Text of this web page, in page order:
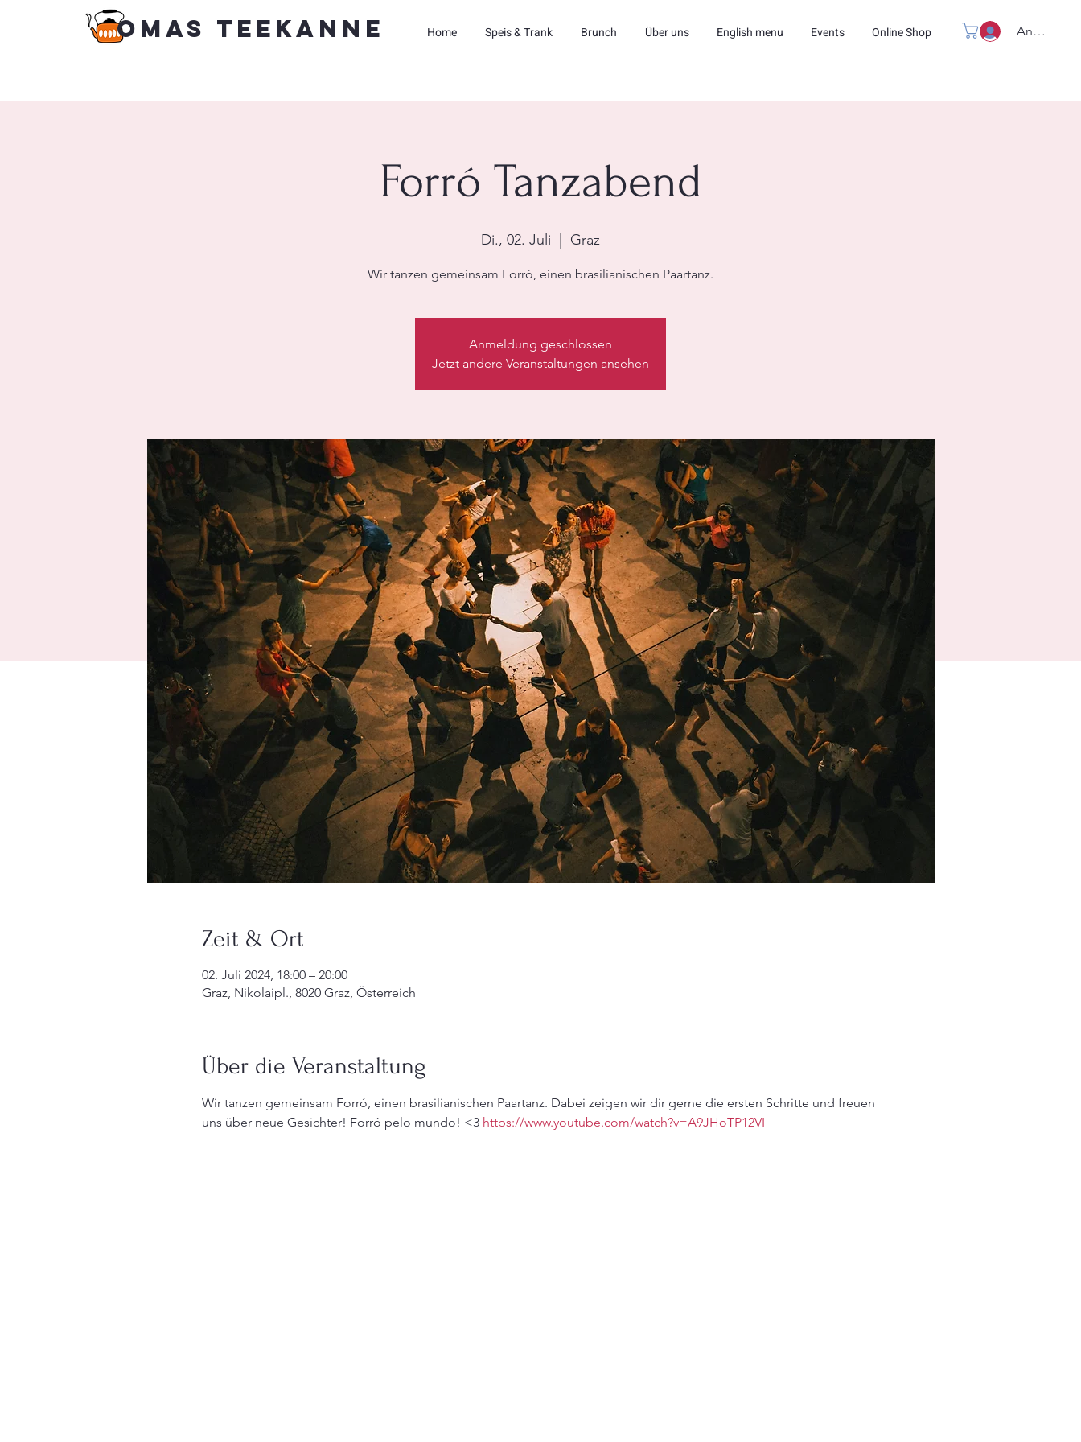
Omas Teekanne Home Speis & Trank Brunch Über uns English menu Events Online Shop Anmelden
Forró Tanzabend
Di., 02. Juli Graz
Wir tanzen gemeinsam Forró, einen brasilianischen Paartanz.
Anmeldung geschlossen
Jetzt andere Veranstaltungen ansehen
Zeit & Ort
02. Juli 2024, 18:00 – 20:00
Graz, Nikolaipl., 8020 Graz, Österreich
Über die Veranstaltung
Wir tanzen gemeinsam Forró, einen brasilianischen Paartanz. Dabei zeigen wir dir gerne die ersten Schritte und freuen
uns über neue Gesichter! Forró pelo mundo! <3 https://www.youtube.com/watch?v=A9JHoTP12VI